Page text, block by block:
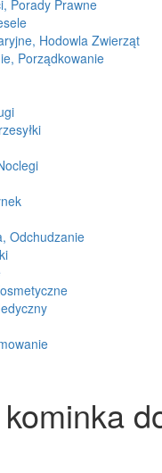
Porady Prawne
Hodowla Zwierząt
Porządkowanie
Odchudzanie
kominka